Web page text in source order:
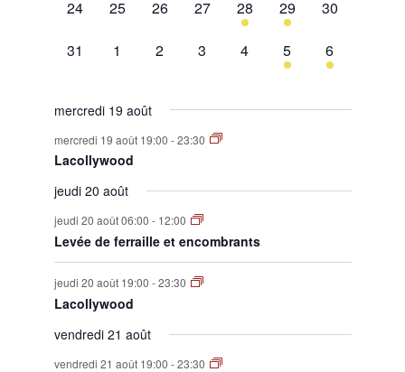
0
24
0
25
0
26
0
évènement,
27
1
évènement,
28
1
évènement,
29
0
30
0
31
0
1
0
2
0
3
0
évènement,
4
1
évènement,
5
1
évènement,
6
mercredi 19 août
mercredi 19 août 19:00 -23:30
Lacollywood
jeudi 20 août
jeudi 20 août 06:00 - 12:00
Levée de ferraille et encombrants
jeudi 20 août 19:00 -23:30
Lacollywood
vendredi 21 août
vendredi 21 août 19:00 -23:30